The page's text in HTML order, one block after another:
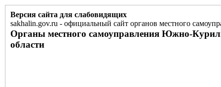
Версия сайта для слабовидящих
sakhalin.gov.ru - официальный сайт органов местного
Органы местного самоуправления Южно-
области